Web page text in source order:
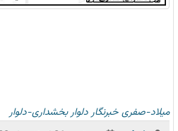
میلاد-صفریخبرنگاردلواربخشداری-دلوار